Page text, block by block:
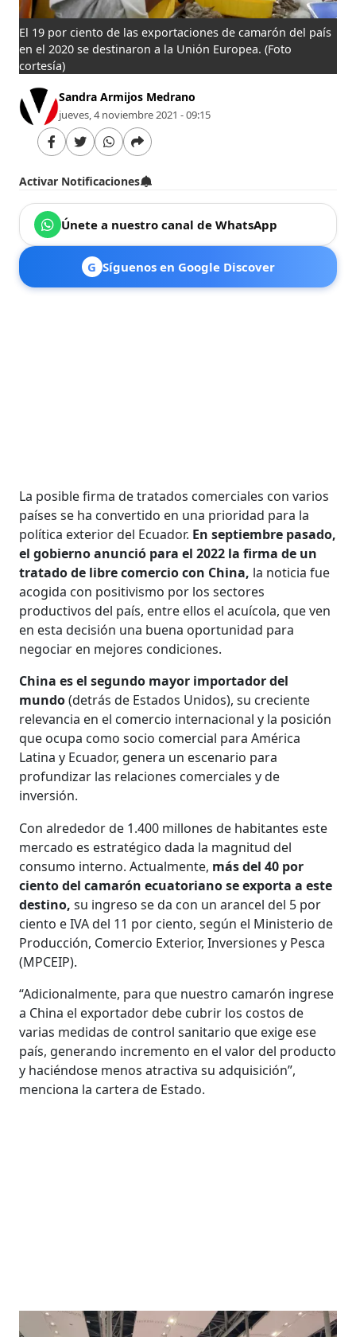
El 19 por ciento de las exportaciones de camarón del país
en el 2020 se destinaron a la Unión Europea.(Foto
cortesía)
Sandra Armijos Medrano
jueves, 4 noviembre 2021 - 09:15
Activar Notificaciones
Únete a nuestro canal de WhatsApp
G Síguenos en Google Discover
La posible firma de tratados comerciales con varios
países se ha convertido en una prioridad para la
política exterior del Ecuador. En septiembre pasado,
el gobierno anunció para el 2022 la firma de un
tratado de libre comercio con China, la noticia fue
acogida con positivismo por los sectores
productivos del país, entre ellos el acuícola, que ven
en esta decisión una buena oportunidad para
negociar en mejores condiciones.
China es el segundo mayor importador del
mundo(detrás de Estados Unidos), su creciente
relevancia en el comercio internacional y la posición
que ocupa como socio comercial para América
Latina y Ecuador, genera un escenario para
profundizar las relaciones comerciales y de
inversión.
Con alrededor de 1.400 millones de habitantes este
mercado es estratégico dada la magnitud del
consumo interno. Actualmente, más del 40 por
ciento del camarón ecuatoriano se exporta a este
destino, su ingreso se da con un arancel del 5 por
ciento e IVA del 11 por ciento, según el Ministerio de
Producción, Comercio Exterior, Inversiones y Pesca
(MPCEIP).
“Adicionalmente, para que nuestro camarón ingrese
a China el exportador debe cubrir los costos de
varias medidas de control sanitario que exige ese
país, generando incremento en el valor del producto
y haciéndose menos atractiva su adquisición”,
menciona la cartera de Estado.